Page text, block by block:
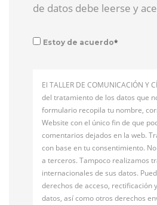
de datos debe leerse y
Estoy de acuerdo*
El TALLER DE COMUNICACIÓN Y
del tratamiento de los datos que
formulario recopila tu nombre,
Website con el único fin de que
comentarios dejados en la web.
con base en tu consentimiento.
a terceros. Tampoco realizamos
internacionales de sus datos.
derechos de acceso, rectificación
datos, así como otros derechos